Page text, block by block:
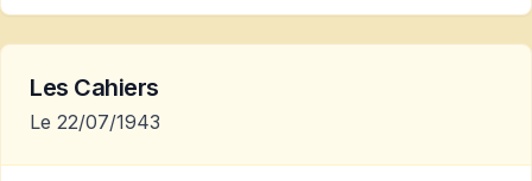
Les Cahiers
Le 22/07/1943